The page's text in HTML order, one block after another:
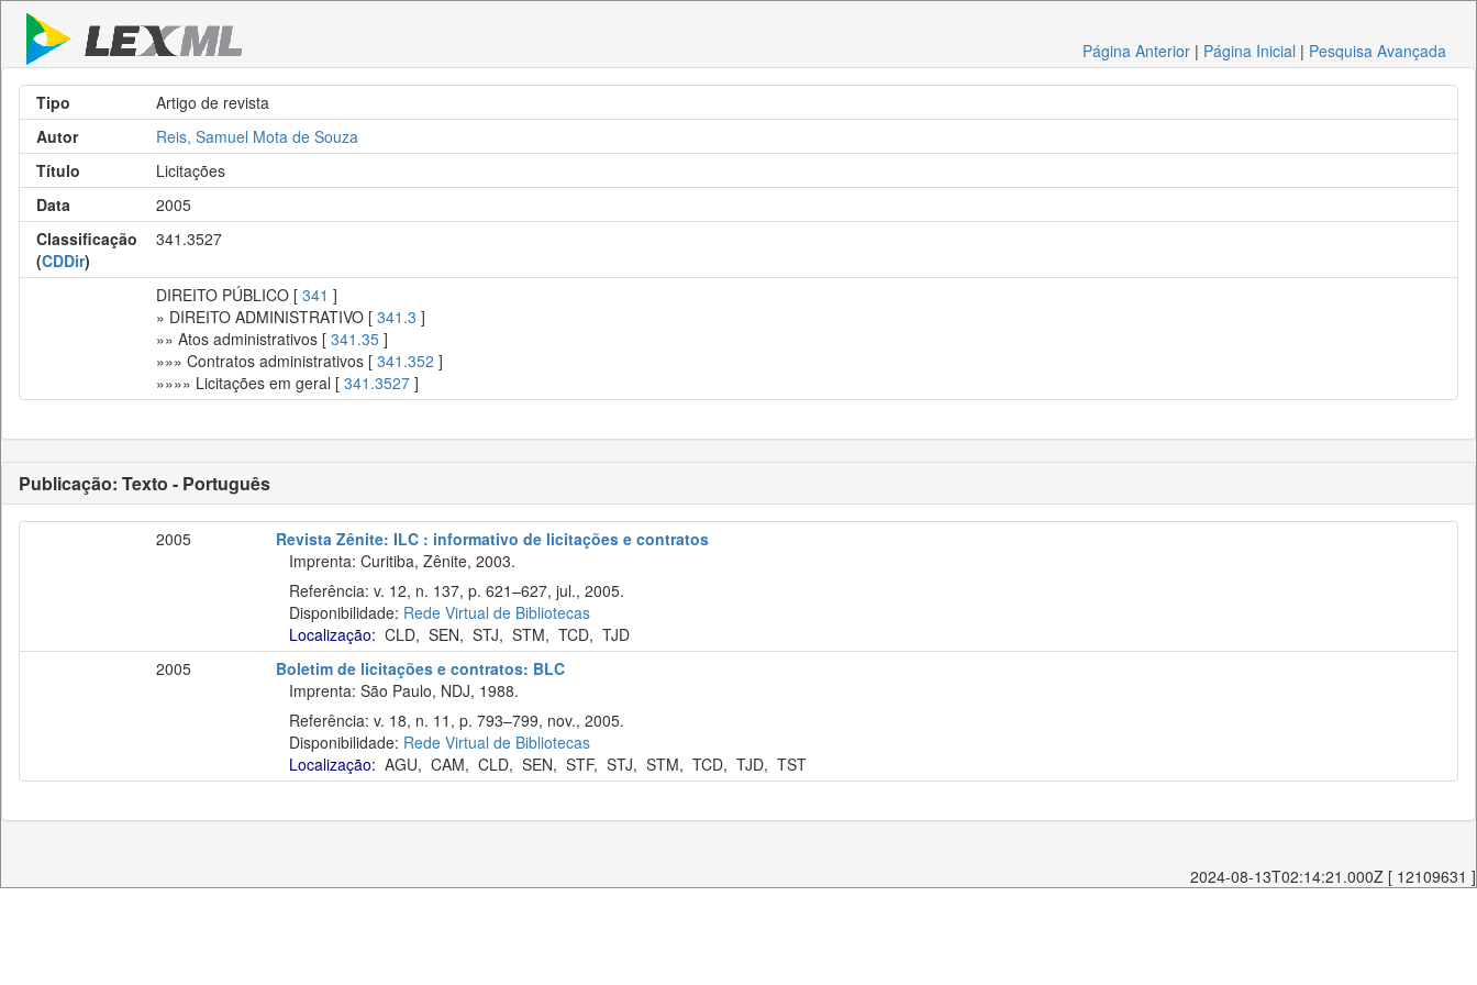
Página Anterior | Página Inicial | Pesquisa Avançada
Tipo
Artigo de revista
Autor
Reis, Samuel Mota de Souza
Título
Licitações
Data
2005
Classificação
(CDDir)
341.3527
DIREITO PÚBLICO [ 341 ]
» DIREITO ADMINISTRATIVO [ 341.3 ]
»» Atos administrativos [ 341.35 ]
»»» Contratos administrativos [ 341.352 ]
»»»» Licitações em geral [ 341.3527 ]
Publicação: Texto - Português
2005
Revista Zênite: ILC : informativo de licitações e contratos
Imprenta: Curitiba, Zênite, 2003.
Referência: v. 12, n. 137, p. 621–627, jul., 2005.
Disponibilidade: Rede Virtual de Bibliotecas
Localização: CLD, SEN, STJ, STM, TCD, TJD
2005
Boletim de licitações e contratos: BLC
Imprenta: São Paulo, NDJ, 1988.
Referência: v. 18, n. 11, p. 793–799, nov., 2005.
Disponibilidade: Rede Virtual de Bibliotecas
Localização: AGU, CAM, CLD, SEN, STF, STJ, STM, TCD, TJD, TST
2024-08-13T02:14:21.000Z [ 12109631 ]